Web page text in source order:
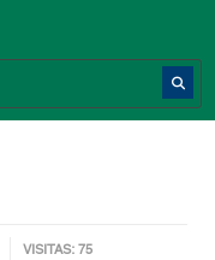
VISITAS: 75